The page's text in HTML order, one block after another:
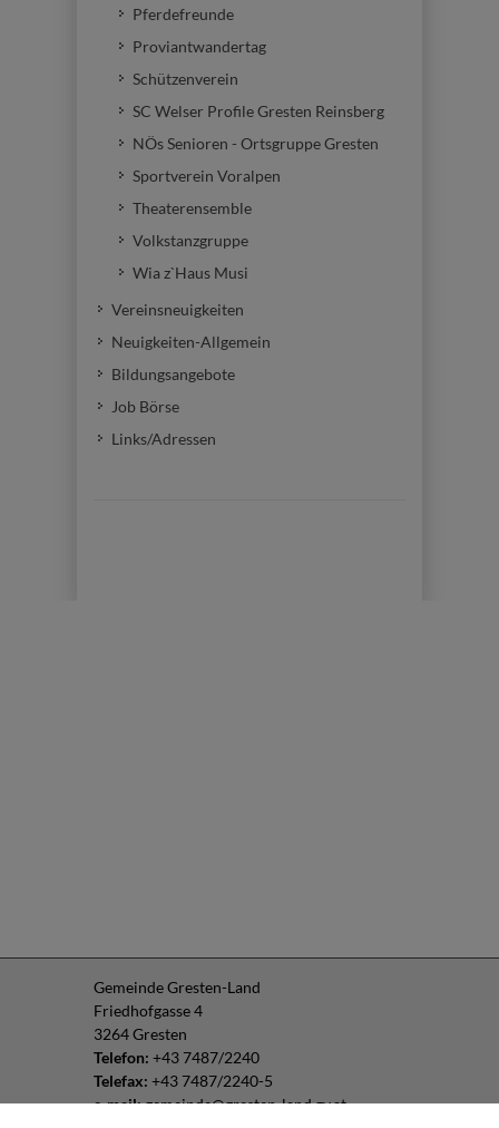
Pferdefreunde
Proviantwandertag
Schützenverein
SC Welser Profile Gresten Reinsberg
NÖs Senioren - Ortsgruppe Gresten
Sportverein Voralpen
Theaterensemble
Volkstanzgruppe
Wia z`Haus Musi
Vereinsneuigkeiten
Neuigkeiten-Allgemein
Bildungsangebote
Job Börse
Links/Adressen
Gemeinde Gresten-Land
Friedhofgasse 4
3264 Gresten
Telefon: +43 7487/2240
Telefax: +43 7487/2240-5
e-mail:gemeinde@gresten-land.gv.at